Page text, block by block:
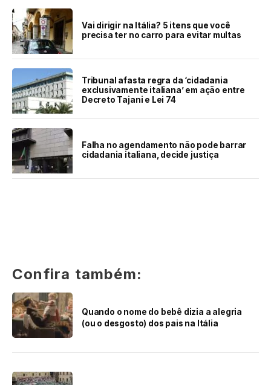
Vai dirigir na Itália? 5 itens que você
precisa ter no carro para evitar multas
Tribunal afasta regra da ‘cidadania
exclusivamente italiana’ em ação entre
Decreto Tajani e Lei 74
Falha no agendamento não pode barrar
cidadania italiana, decide justiça
Confira também:
Quando o nome do bebê dizia a alegria
(ou o desgosto) dos pais na Itália